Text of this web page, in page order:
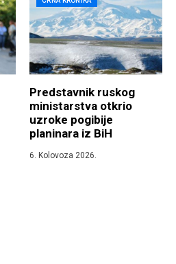
Predstavnik ruskog
ministarstva otkrio
uzroke pogibije
planinara iz BiH
6. Kolovoza 2026.